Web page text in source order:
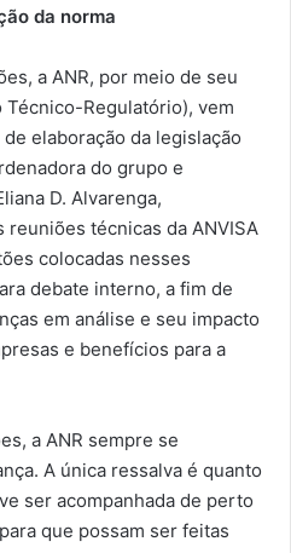
da norma
a ANR, por meio de seu
Técnico-Regulatório), vem
elaboração da legislação
do grupo e
D. Alvarenga,
técnicas da ANVISA
colocadas nesses
debate interno, a fim de
em análise e seu impacto
e benefícios para a
a ANR sempre se
A única ressalva é quanto
ser acompanhada de perto
que possam ser feitas